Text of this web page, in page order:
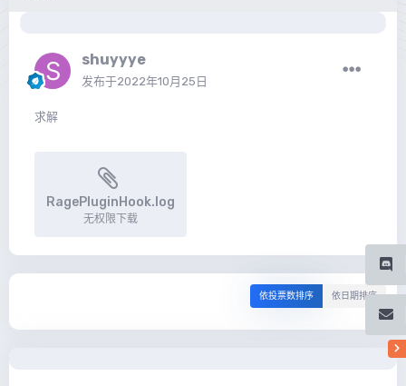
shuyyye
发布于2022年10月25日
求解
RagePluginHook.log
无权限下载
依投票数排序 依日期排序